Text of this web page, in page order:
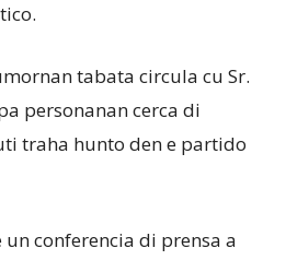
tabata circula cu Sr.
personanan cerca di
traha hunto den e partido
conferencia di prensa a